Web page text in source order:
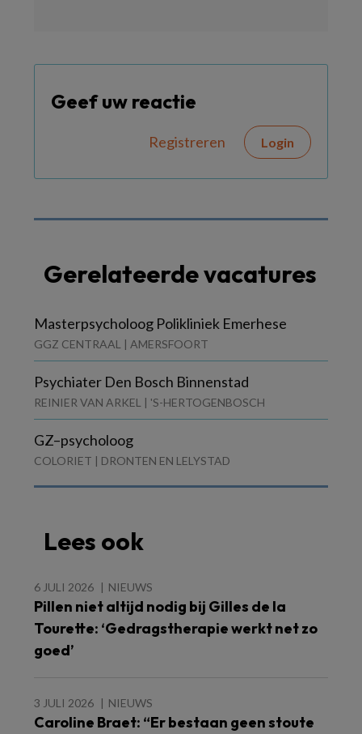
Geef uw reactie
Registreren Login
Gerelateerde vacatures
Masterpsycholoog Polikliniek Emerhese
GGZ CENTRAAL | AMERSFOORT
Psychiater Den Bosch Binnenstad
REINIER VAN ARKEL | 'S-HERTOGENBOSCH
GZ–psycholoog
COLORIET | DRONTEN EN LELYSTAD
Lees ook
6 JULI 2026 NIEUWS
Pillen niet altijd nodig bij Gilles de la
Tourette: ‘Gedragstherapie werkt net zo
goed’
3 JULI 2026 NIEUWS
Caroline Braet: “Er bestaan geen stoute